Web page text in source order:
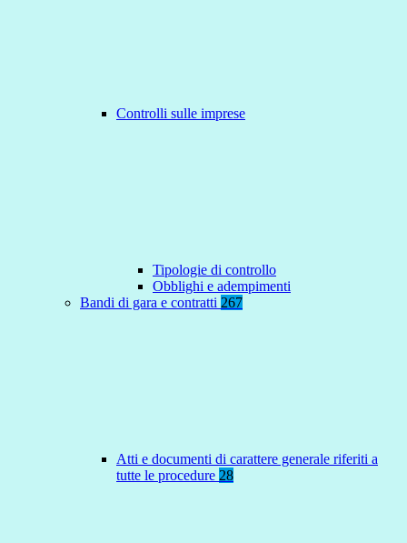
Controlli sulle imprese
Tipologie di controllo
Obblighi e adempimenti
Bandi di gara e contratti 267
Atti e documenti di carattere generale riferiti a
tutte le procedure 28